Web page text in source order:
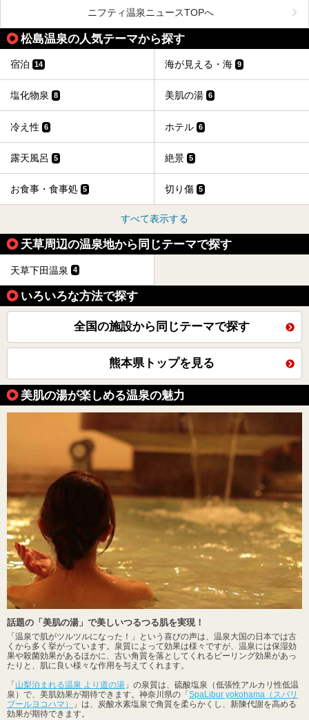
荘」から400mほど離れた「垂玉（たるたま）温泉 山口旅
館」の2軒は、この地震による土砂崩れなどのために、一時
期は孤立状態に。もしかしたらこの時のニュースで、「地獄
温泉」と「垂玉温泉」の名前を知った人もいるかもしれませ
ん。
この2軒は今どうなっているのでしょうか。実は現在は「地
獄温泉 青風荘．」「垂玉温泉 瀧日和」として営業を再開し
ニフティ温泉ニュースTOPへ
松島温泉の人気テーマから探す
宿泊 14 海が見える・海 9
塩化物泉 8 美肌の湯 6
冷え性 6 ホテル 6
露天風呂 5 絶景 5
お食事・食事処 5 切り傷 5
すべて表示する
天草周辺の温泉地から同じテーマで探す
天草下田温泉 4
いろいろな方法で探す
全国の施設から同じテーマで探す
熊本県トップを見る
美肌の湯が楽しめる温泉の魅力
話題の「美肌の湯」で美しいつるつる肌を実現！
「温泉で肌がツルツルになった！」という喜びの声は、温泉大国の日本では古
くから多く挙がっています。泉質によって効果は様々ですが、温泉には保湿効
果や殺菌効果があるほかに、古い角質を落としてくれるピーリング効果があっ
たりと、肌に良い様々な作用を与えてくれます。
「 山梨泊まれる温泉 より道の湯 」の泉質は、硫酸塩泉（低張性アルカリ性低温
泉）で、美肌効果が期待できます。神奈川県の「 SpaLibur yokohama（スパリ
ブールヨコハマ）
」は、炭酸水素塩泉で角質を柔らかくし、新陳代謝を高める
効果が期待できます。